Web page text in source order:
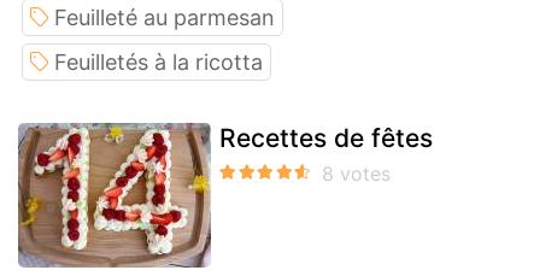
Feuilleté au parmesan
Feuilletés à la ricotta
Recettes de fêtes